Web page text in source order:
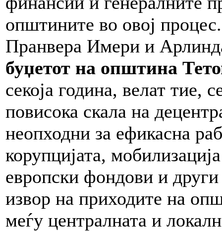
општините во овој процес.
Пранвера Имери и
буџетот на општина
секоја година, велат тие,
повисока скала на
неопходни за ефикасна
корупцијата,
европски фондови и
извор на приходите на
меѓу централната и